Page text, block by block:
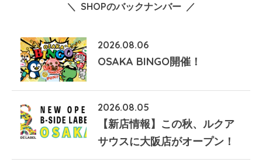
＼ SHOPのバックナンバー ／
2026.08.06
OSAKA BINGO開催！
2026.08.05
【新店情報】この秋、ルクア
サウスに大阪店がオープン！